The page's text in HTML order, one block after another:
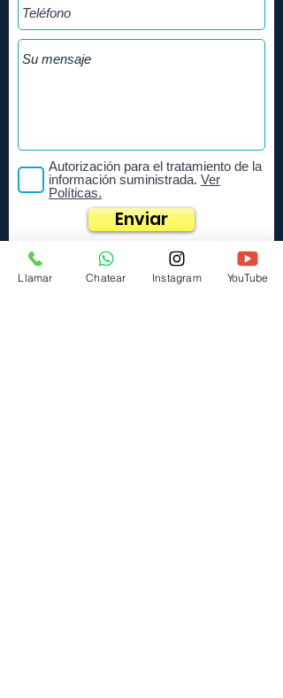
Autorización para el tratamiento de la
información suministrada. Ver
Políticas.
Enviar
Llamar Chatear Instagram YouTube